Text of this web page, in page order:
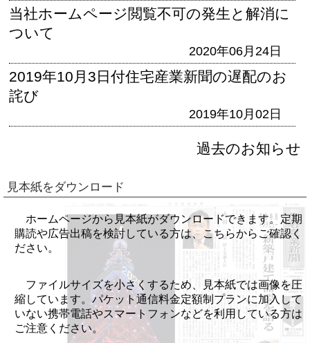
当社ホームページ閲覧不可の発生と解消に
ついて
2020年06月24日
2019年10月3日付住宅産業新聞の遅配のお
詫び
2019年10月02日
過去のお知らせ
見本紙をダウンロード
ホームページから見本紙がダウンロードできます。定期
購読や広告出稿を検討している方は、こちらからご確認く
ださい。
ファイルサイズを小さくするため、見本紙では画像を圧
縮しています。パケット通信料金定額制プランに加入して
いない携帯電話やスマートフォンなどを利用している方は
ご注意ください。